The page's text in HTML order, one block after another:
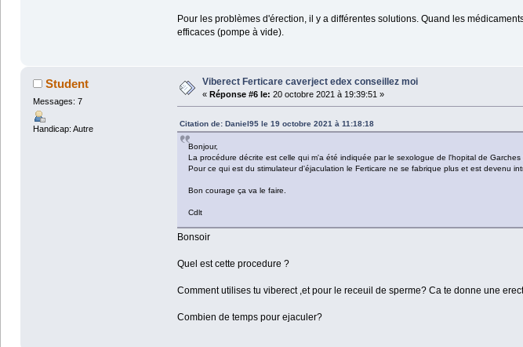
Pour les problèmes d'érection, il y a différentes solutions. Quand les
efficaces (pompe à vide).
Student
Messages: 7
Handicap: Autre
Viberect Ferticare caverject edex conseillez moi
« Réponse #6 le: 20 octobre 2021 à 19:39:51 »
Citation de: Daniel95 le 19 octobre 2021 à 11:18:18
Bonjour,
La procédure décrite est celle qui m'a été indiquée par le sexologue de l'hopital de Garches
Pour ce qui est du stimulateur d'éjaculation le Ferticare ne se fabrique plus et est devenu
Bon courage ça va le faire.
Cdlt
Bonsoir
Quel est cette procedure ?
Comment utilises tu viberect ,et pour le receuil de sperme? Ca te donne une
Combien de temps pour ejaculer?